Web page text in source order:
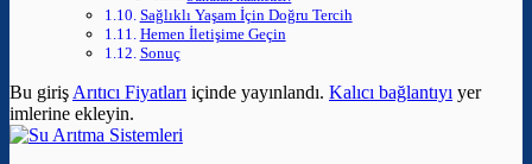
Sağlıklı Yaşam İçin Doğru Tercih
Hemen İletişime Geçin
Sonuç
Bu girişArıtıcı Fiyatları içinde yayınlandı. Kalıcı bağlantıyı yer
imlerine ekleyin.